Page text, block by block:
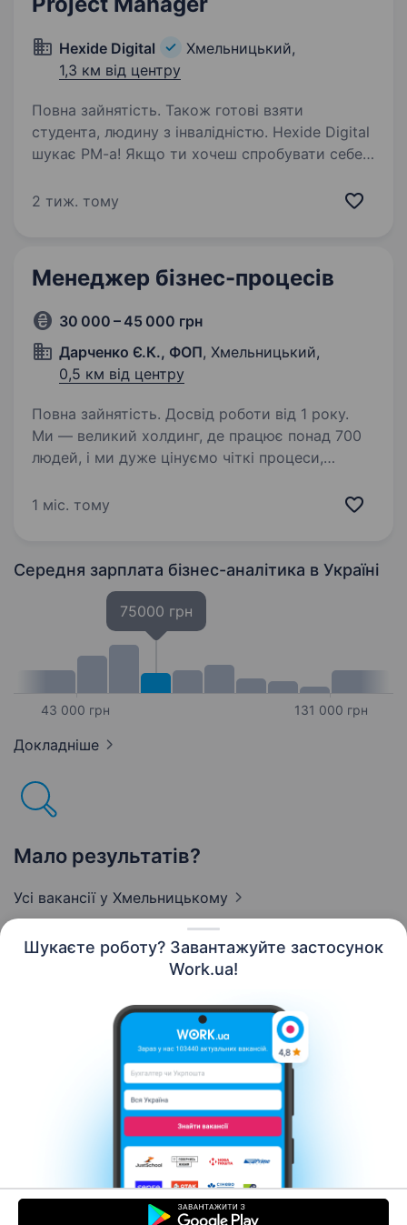
Шукаєте роботу? Завантажуйте застосунок
Work.ua!
Hexide Digital
Хмельницький,
1,3 км від центру
Повна зайнятість. Також готові взяти
студента, людину з інвалідністю. Hexide Digital
шукає PM-a! Якщо ти хочеш спробувати себе в
до нас. Ми готові навчити та поділитись
2 тиж. тому
Менеджер бізнес-процесів
30 000 – 45 000 грн
Дарченко Є.К., ФОП, Хмельницький,
0,5 км від центру
Повна зайнятість. Досвід роботи від 1 року.
Ми — великий холдинг, де працює понад 700
людей, і ми дуже цінуємо чіткі процеси,
Шукаємо колегу — менеджера бізнес-
1 міс. тому
Середня зарплата бізнес-аналітика в Україні
43 000 грн
75000 грн
131 000 грн
Докладніше
Мало результатів?
Усі вакансії у Хмельницькому
Контакти Про нас
Кар’єра
Допомога Умови використання